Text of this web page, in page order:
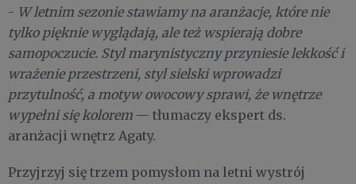
- W letnim sezonie stawiamy na aranżacje, które nie
tylko pięknie wyglądają, ale też wspierają dobre
samopoczucie. Styl marynistyczny przyniesie lekkość i
wrażenie przestrzeni, styl sielski wprowadzi
przytulność, a motyw owocowy sprawi, że wnętrze
wypełni się kolorem — tłumaczy ekspert ds.
aranżacji wnętrz Agaty.
Przyjrzyj się trzem pomysłom na letni wystrój